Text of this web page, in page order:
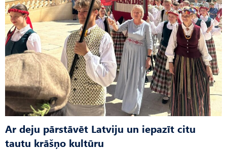
Ar deju pārstāvēt Latviju un iepazīt citu
tautu krāšņo kultūru